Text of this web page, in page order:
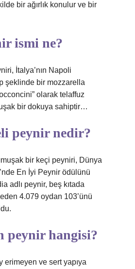
bir ağırlık konulur ve bir
ismi ne?
İtalya’nın Napoli
şeklinde bir mozzarella
olarak telaffuz
bir dokuya sahiptir…
peynir nedir?
bir keçi peyniri, Dünya
En İyi Peynir ödülünü
adlı peynir, beş kıtada
4.079 oydan 103’ünü
peynir hangisi?
erimeyen ve sert yapıya